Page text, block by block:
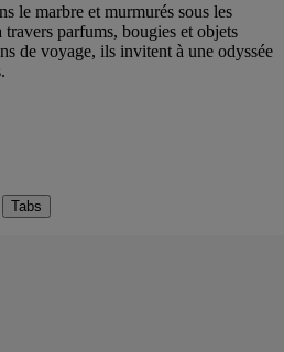
le marbre et murmurés sous les
parfums, bougies et objets
de voyage, ils invitent à une odyssée
Tabs